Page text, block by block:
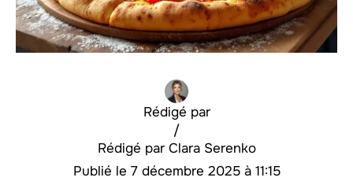
Rédigé par
Clara Serenko
/
7 décembre 2025 à 11:15